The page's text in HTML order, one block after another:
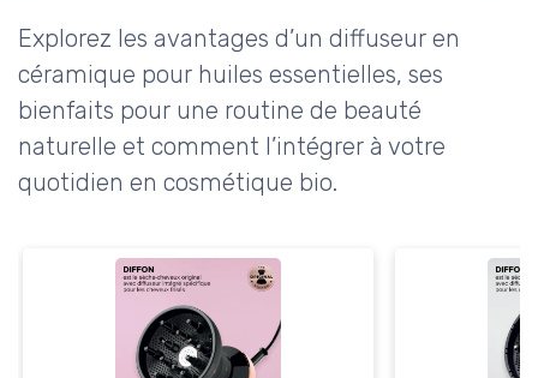
Explorez les avantages d’un diffuseur en
céramique pour huiles essentielles, ses
bienfaits pour une routine de beauté
naturelle et comment l’intégrer à votre
quotidien en cosmétique bio.